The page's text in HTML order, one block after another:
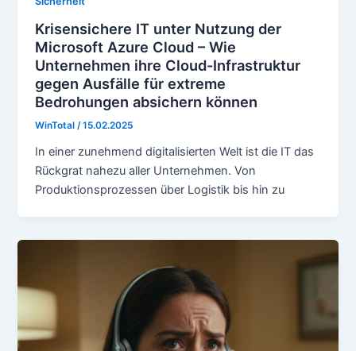
Krisensichere IT unter Nutzung der
Microsoft Azure Cloud – Wie
Unternehmen ihre Cloud-Infrastruktur
gegen Ausfälle für extreme
Bedrohungen absichern können
WinTotal/15.02.2025
In einer zunehmend digitalisierten Welt ist die IT das
Rückgrat nahezu aller Unternehmen. Von
Produktionsprozessen über Logistik bis hin zu